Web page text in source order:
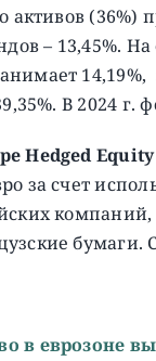
активов
– 13,45%.
В 2024 г.
Hedged
за счет
бумаги.
в еврозоне